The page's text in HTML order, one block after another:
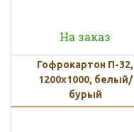
На заказ
Гофрокартон П-32,
1200х1000, белый/
бурый